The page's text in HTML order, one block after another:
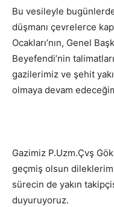
Bu vesileyle
düşmanı çevrelerce
Ocakları’nın, Genel
Beyefendi’nin
gazilerimiz ve şehit
olmaya devam
Gazimiz P.Uzm.Çvş
geçmiş olsun
sürecin de yakın
duyuruyoruz.